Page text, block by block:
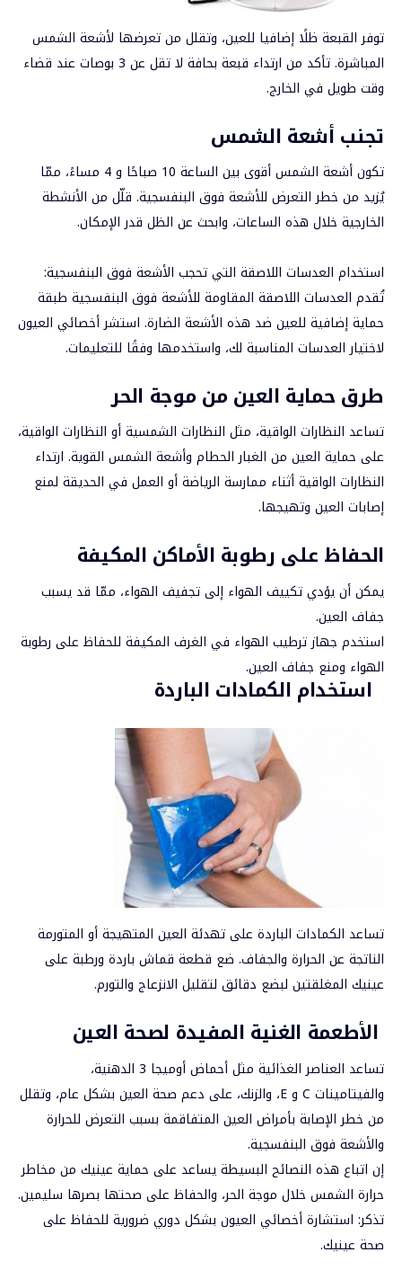
توفر القبعة ظلًا إضافيا للعين، وتقلل من تعرضها لأشعة الشمس
المباشرة. تأكد من ارتداء قبعة بحافة لا تقل عن 3 بوصات عند قضاء
وقت طويل في الخارج.
تجنب أشعة الشمس
تكونأشعة الشمس
أقوى بين الساعة 10 صباحًا و 4 مساءً، ممّا
يُزيد من خطر التعرض للأشعة فوق البنفسجية. قلّل من الأنشطة
الخارجية خلال هذه الساعات، وابحث عن الظل قدر الإمكان.
استخدام العدسات اللاصقة التي تحجب الأشعة فوق البنفسجية:
تُقدم العدسات اللاصقة المقاومة للأشعة فوق البنفسجية طبقة
حماية إضافية للعين ضد هذه الأشعة الضارة. استشر أخصائي العيون
لاختيار العدسات المناسبة لك، واستخدمها وفقًا للتعليمات.
طرق حماية العين من موجة الحر
تساعد النظارات الواقية، مثل النظارات الشمسية أو النظارات الواقية،
على حماية العين من الغبار الحطام وأشعة الشمس القوية. ارتداء
النظارات الواقية أثناء ممارسة الرياضة أو العمل في الحديقة لمنع
إصابات العين وتهيجها.
الحفاظ على رطوبة الأماكن المكيفة
يمكن أن يؤدي تكييف الهواء إلى تجفيف الهواء، ممّا قد يسبب
جفاف العين.
استخدم جهاز ترطيب الهواء في الغرف المكيفة للحفاظ على رطوبة
الهواء ومنع جفاف العين.
استخدام الكمادات الباردة
تساعد الكمادات الباردة على تهدئة العين المتهيجة أو المتورمة
الناتجة عن الحرارة والجفاف. ضع قطعة قماش باردة ورطبة على
عينيك المغلقتين لبضع دقائق لتقليل الانزعاج والتورم.
الأطعمة الغنية المفيدة لصحة العين
تساعد العناصر الغذائية مثل أحماض أوميجا 3 الدهنية،
والفيتامينات C و E، والزنك، على دعم صحة العين بشكل عام، وتقلل
من خطر الإصابة بأمراض العين المتفاقمة بسبب التعرض للحرارة
والأشعة فوق البنفسجية.
إن اتباع هذه النصائح البسيطة يساعد على حماية عينيك من مخاطر
حرارة الشمس خلال موجة الحر، والحفاظ على صحتها بصرها سليمين.
تذكر: استشارة أخصائي العيون بشكل دوري ضرورية للحفاظ على
صحة عينيك.